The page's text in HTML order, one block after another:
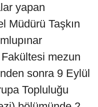
yapan
Müdürü Taşkın
mezun
sonra 9 Eylül
Topluluğu